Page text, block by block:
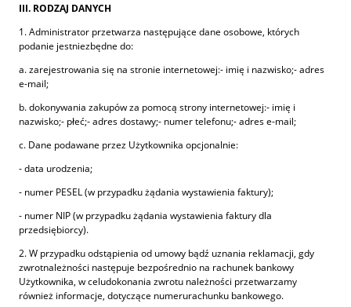
III. RODZAJ DANYCH
1. Administrator przetwarza następujące dane osobowe, których
podanie jestniezbędne do:
a. zarejestrowania się na stronie internetowej:- imię i nazwisko;- adres
e-mail;
b. dokonywania zakupów za pomocą strony internetowej:- imię i
nazwisko;- płeć;- adres dostawy;- numer telefonu;- adres e-mail;
c. Dane podawane przez Użytkownika opcjonalnie:
- data urodzenia;
- numer PESEL (w przypadku żądania wystawienia faktury);
- numer NIP (w przypadku żądania wystawienia faktury dla
przedsiębiorcy).
2. W przypadku odstąpienia od umowy bądź uznania reklamacji, gdy
zwrotnależności następuje bezpośrednio na rachunek bankowy
Użytkownika, w celudokonania zwrotu należności przetwarzamy
również informacje, dotyczące numerurachunku bankowego.